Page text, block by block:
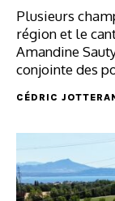
Plusieurs
région et le
Amandine
conjointe des
CÉDRIC